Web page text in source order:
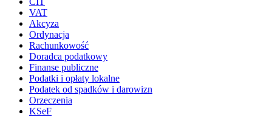
VAT
Akcyza
Ordynacja
Rachunkowość
Doradca podatkowy
Finanse publiczne
Podatki i opłaty lokalne
Podatek od spadków i darowizn
Orzeczenia
KSeF